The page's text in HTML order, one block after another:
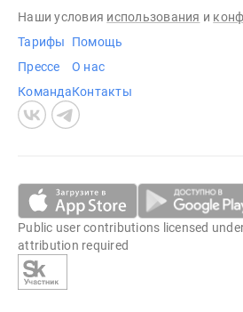
Наши условия использования и
Тарифы
Прессе
Команда
Помощь
О нас
Контакты
Public user contributions licensed
attribution required